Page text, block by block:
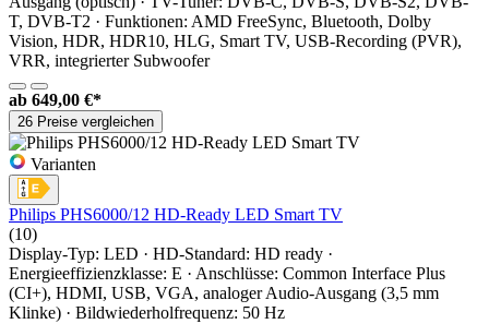
T, DVB-T2 · Funktionen: AMD FreeSync, Bluetooth, Dolby
Vision, HDR, HDR10, HLG, Smart TV, USB-Recording (PVR),
VRR, integrierter Subwoofer
ab 649,00 €*
26 Preise vergleichen
Varianten
Philips PHS6000/12 HD-Ready LED Smart TV
(10)
Display-Typ: LED · HD-Standard: HD ready ·
Energieeffizienzklasse: E · Anschlüsse: Common Interface Plus
(CI+), HDMI, USB, VGA, analoger Audio-Ausgang (3,5 mm
Klinke) · Bildwiederholfrequenz: 50 Hz